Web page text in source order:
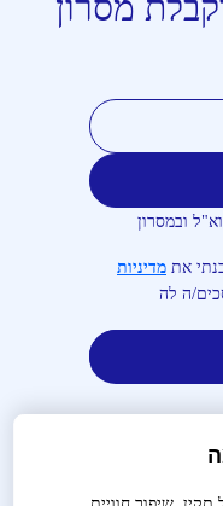
ובמסרון
את מדיניות
ה לה